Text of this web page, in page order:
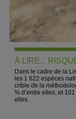
À LIRE...
Dans le cadre de la
les 1 622 espèces
crible de la
% d’entre elles, et
elles.